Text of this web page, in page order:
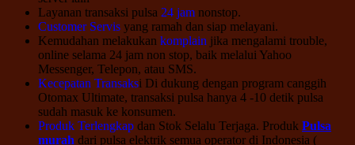
Layanan transaksi pulsa 24 jam nonstop.
Customer Servis yang ramah dan siap melayani.
Kemudahan melakukan komplain jika mengalami trouble,
online selama 24 jam non stop, baik melalui Yahoo
Messenger, Telepon, atau SMS.
Kecepatan Transaksi Di dukung dengan program canggih
Otomax Ultimate, transaksi pulsa hanya 4 -10 detik pulsa
sudah masuk ke konsumen.
Produk Terlengkap dan Stok Selalu Terjaga. Produk Pulsa
murah dari pulsa elektrik semua operator di Indonesia (